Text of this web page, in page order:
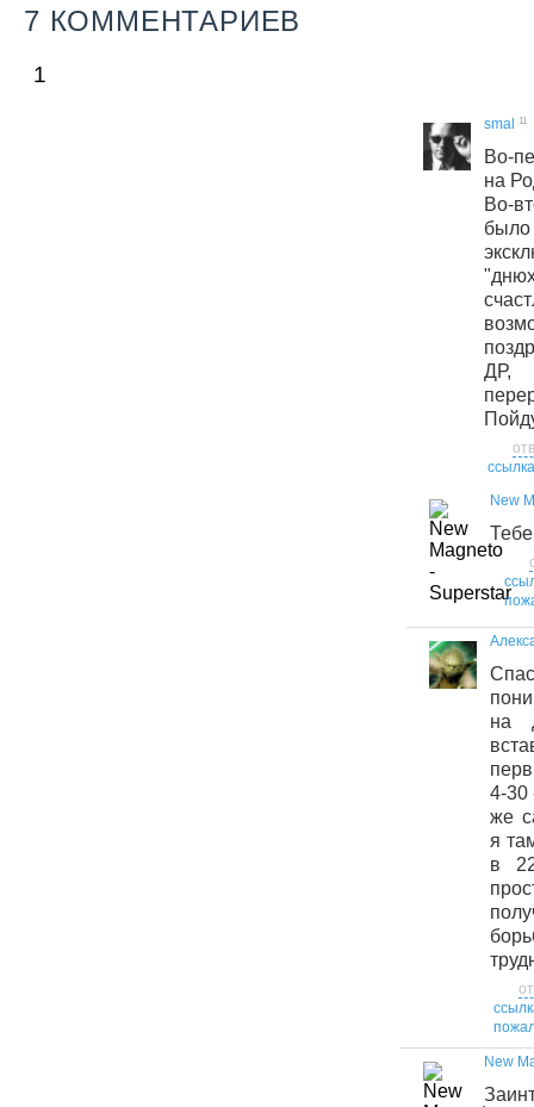
7 КОММЕНТАРИЕВ
1
smal 11
Во-
на
Во-
ДР,
ссылка
New
на
4-30
же
я
в
New